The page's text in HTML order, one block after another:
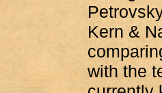
Kern &
with the